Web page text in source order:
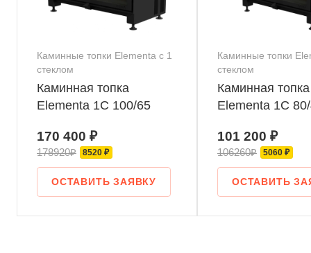
Каминные топки Elementa с 1
стеклом
Каминная топка
Elementa 1С 100/65
170 400 ₽
178920₽ 8520 ₽
ОСТАВИТЬ ЗАЯВКУ
Каминные топки
стеклом
Каминная топка
Elementa 1С
101 200 ₽
106260₽ 5060 ₽
ОСТАВИТЬ